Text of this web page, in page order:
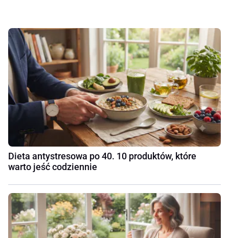
Dieta antystresowa po 40. 10 produktów, które
warto jeść codziennie